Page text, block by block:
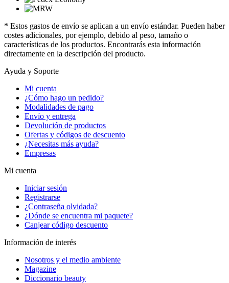
* Estos gastos de envío se aplican a un envío estándar. Pueden haber
costes adicionales, por ejemplo, debido al peso, tamaño o
características de los productos. Encontrarás esta información
directamente en la descripción del producto.
Ayuda y Soporte
Mi cuenta
¿Cómo hago un pedido?
Modalidades de pago
Envío y entrega
Devolución de productos
Ofertas y códigos de descuento
¿Necesitas más ayuda?
Empresas
Mi cuenta
Iniciar sesión
Registrarse
¿Contraseña olvidada?
¿Dónde se encuentra mi paquete?
Canjear código descuento
Información de interés
Nosotros y el medio ambiente
Magazine
Diccionario beauty